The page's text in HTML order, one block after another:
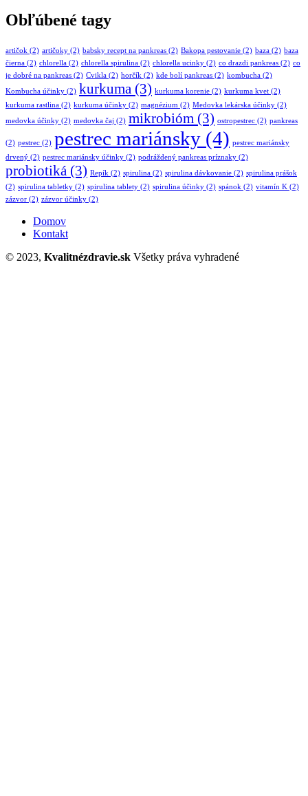
Obľúbené tagy
artičok (2) artičoky (2) babsky recept na pankreas (2) Bakopa pestovanie (2) baza (2) baza
čierna (2) chlorella (2) chlorella spirulina (2) chlorella ucinky (2) co drazdi pankreas (2) co
je dobré na pankreas (2) Cvikla (2) horčík (2) kde bolí pankreas (2) kombucha (2)
Kombucha účinky (2) kurkuma (3) kurkuma korenie (2) kurkuma kvet (2)
kurkuma rastlina (2) kurkuma účinky (2) magnézium (2) Medovka lekárska účinky (2)
medovka účinky (2) medovka čaj (2) mikrobióm (3) ostropestrec (2) pankreas
(2) pestrec (2) pestrec mariánsky (4) pestrec mariánsky
drvený (2) pestrec mariánsky účinky (2) podráždený pankreas príznaky (2)
probiotiká (3) Repík (2) spirulina (2) spirulina dávkovanie (2) spirulina prášok
(2) spirulina tabletky (2) spirulina tablety (2) spirulina účinky (2) spánok (2) vitamín K (2)
zázvor (2) zázvor účinky (2)
Domov
Kontakt
© 2023, Kvalitnézdravie.sk Všetky práva vyhradené